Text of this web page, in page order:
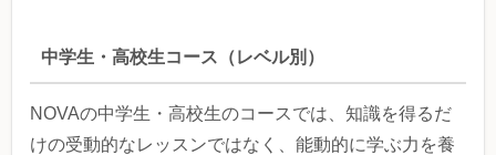
中学生・高校生コース（レベル別）
NOVAの中学生・高校生のコースでは、知識を得るだ
けの受動的なレッスンではなく、能動的に学ぶ力を養